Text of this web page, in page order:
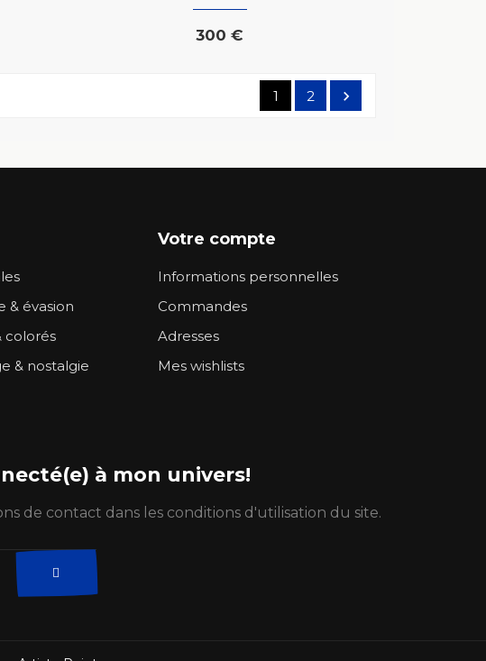
300 €
1 2 
& évasion
colorés
& nostalgie
Votre compte
Informations personnelles
Commandes
Adresses
Mes wishlists
à mon univers!
de contact dans les conditions d'utilisation du site.